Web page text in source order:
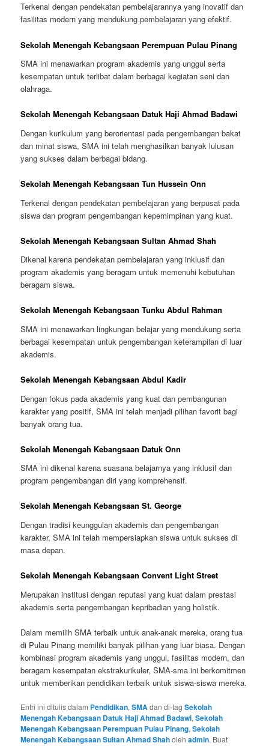
Terkenal dengan pendekatan pembelajarannya yang inovatif dan
fasilitas modern yang mendukung pembelajaran yang efektif.
Sekolah Menengah Kebangsaan Perempuan Pulau Pinang
SMA ini menawarkan program akademis yang unggul serta
kesempatan untuk terlibat dalam berbagai kegiatan seni dan
olahraga.
Sekolah Menengah Kebangsaan Datuk Haji Ahmad Badawi
Dengan kurikulum yang berorientasi pada pengembangan bakat
dan minat siswa, SMA ini telah menghasilkan banyak lulusan
yang sukses dalam berbagai bidang.
Sekolah Menengah Kebangsaan Tun Hussein Onn
Terkenal dengan pendekatan pembelajaran yang berpusat pada
siswa dan program pengembangan kepemimpinan yang kuat.
Sekolah Menengah Kebangsaan Sultan Ahmad Shah
Dikenal karena pendekatan pembelajaran yang inklusif dan
program akademis yang beragam untuk memenuhi kebutuhan
beragam siswa.
Sekolah Menengah Kebangsaan Tunku Abdul Rahman
SMA ini menawarkan lingkungan belajar yang mendukung serta
berbagai kesempatan untuk pengembangan keterampilan di luar
akademis.
Sekolah Menengah Kebangsaan Abdul Kadir
Dengan fokus pada akademis yang kuat dan pembangunan
karakter yang positif, SMA ini telah menjadi pilihan favorit bagi
banyak orang tua.
Sekolah Menengah Kebangsaan Datuk Onn
SMA ini dikenal karena suasana belajarnya yang inklusif dan
program pengembangan diri yang komprehensif.
Sekolah Menengah Kebangsaan St. George
Dengan tradisi keunggulan akademis dan pengembangan
karakter, SMA ini telah mempersiapkan siswa untuk sukses di
masa depan.
Sekolah Menengah Kebangsaan Convent Light Street
Merupakan institusi dengan reputasi yang kuat dalam prestasi
akademis serta pengembangan kepribadian yang holistik.
Dalam memilih SMA terbaik untuk anak-anak mereka, orang tua
di Pulau Pinang memiliki banyak pilihan yang luar biasa. Dengan
kombinasi program akademis yang unggul, fasilitas modern, dan
beragam kesempatan ekstrakurikuler, SMA-sma ini berkomitmen
untuk memberikan pendidikan terbaik untuk siswa-siswa mereka.
Entri ini ditulis dalam Pendidikan,SMAdan di-tagSekolah
Menengah Kebangsaan Datuk Haji Ahmad Badawi,Sekolah
Menengah Kebangsaan Perempuan Pulau Pinang,Sekolah
Menengah Kebangsaan Sultan Ahmad Shaholehadmin. Buat